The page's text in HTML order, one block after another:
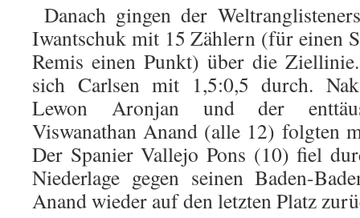
Danach gingen der
Iwantschuk mit 15 Zählern (für einen
Remis einen Punkt) über die
sich Carlsen mit 1,5:0,5 durch.
Lewon Aronjan und der
Viswanathan Anand (alle 12) folgten
Der Spanier Vallejo Pons (10) fiel
Niederlage gegen seinen Baden-
Anand wieder auf den letzten Platz